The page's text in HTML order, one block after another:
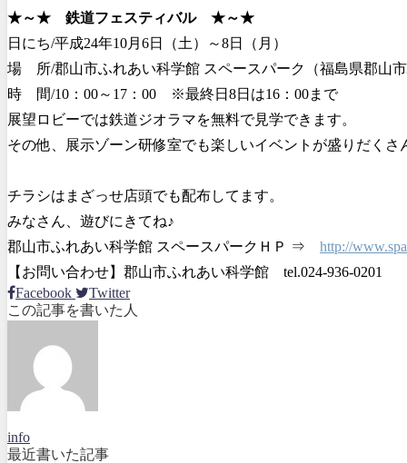
★～★ 鉄道フェスティバル ★～★
日にち/平成24年10月6日（土）～8日（月）
場 所/郡山市ふれあい科学館 スペースパーク（福島県郡山
時 間/10：00～17：00 ※最終日8日は16：00まで
展望ロビーでは鉄道ジオラマを無料で見学できます。
その他、展示ゾーン研修室でも楽しいイベントが盛りだくさ
チラシはまざっせ店頭でも配布してます。
みなさん、遊びにきてね♪
郡山市ふれあい科学館 スペースパークＨＰ ⇒ http://
【お問い合わせ】郡山市ふれあい科学館 tel.024-936-0201
Facebook
Twitter
この記事を書いた人
info
最近書いた記事